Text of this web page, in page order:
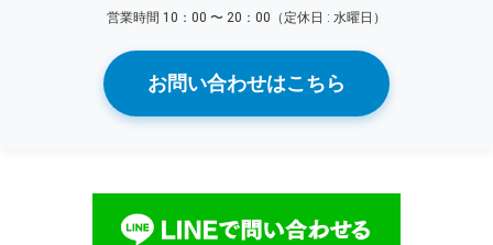
営業時間 10：00 〜 20：00（定休日 : 水曜日）
お問い合わせはこちら